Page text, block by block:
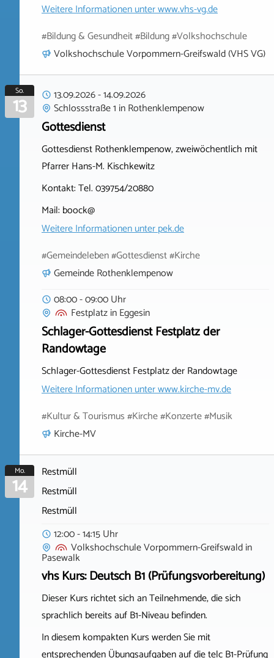
Weitere Informationen unterwww.vhs-vg.de
#Bildung & Gesundheit #Bildung #Volkshochschule
Volkshochschule Vorpommern-Greifswald (VHS VG)
So.
13 13.09.2026-14.09.2026
Schlossstraße 1 inRothenklempenow
Gottesdienst
Gottesdienst Rothenklempenow, zweiwöchentlich mit
Pfarrer Hans-M. Kischkewitz
Kontakt: Tel. 039754/20880
Mail: boock@
Weitere Informationen unterpek.de
#Gemeindeleben #Gottesdienst #Kirche
Gemeinde Rothenklempenow
08:00 - 09:00 Uhr
FestplatzinEggesin
Schlager-Gottesdienst Festplatz der
Randowtage
Schlager-Gottesdienst Festplatz der Randowtage
Weitere Informationen unterwww.kirche-mv.de
#Kultur & Tourismus #Kirche #Konzerte #Musik
Kirche-MV
Mo.
14
Restmüll
Restmüll
Restmüll
12:00 - 14:15 Uhr
Volkshochschule Vorpommern-Greifswaldin
Pasewalk
vhs Kurs: Deutsch B1 (Prüfungsvorbereitung)
Dieser Kurs richtet sich an Teilnehmende, die sich
sprachlich bereits auf B1-Niveau befinden.
In diesem kompakten Kurs werden Sie mit
entsprechenden Übungsaufgaben auf die telc B1-Prüfung